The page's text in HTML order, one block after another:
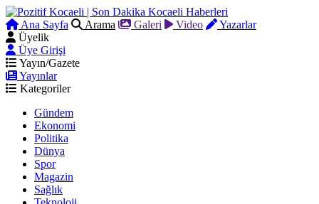
Ana Sayfa Arama Galeri Video
Yazarlar
Üyelik
Üye Girişi
Yayın/Gazete
Yayınlar
Kategoriler
Gündem
Ekonomi
Politika
Dünya
Spor
Magazin
Sağlık